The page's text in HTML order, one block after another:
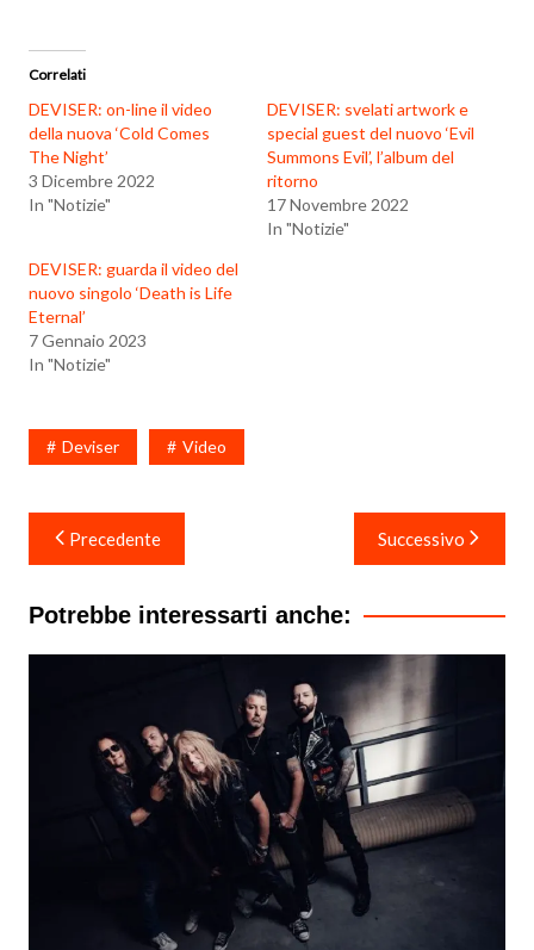
Correlati
DEVISER: on-line il video
della nuova ‘Cold Comes
The Night’
3 Dicembre 2022
In "Notizie"
DEVISER: svelati artwork e
special guest del nuovo ‘Evil
Summons Evil’, l’album del
ritorno
17 Novembre 2022
In "Notizie"
DEVISER: guarda il video del
nuovo singolo ‘Death is Life
Eternal’
7 Gennaio 2023
In "Notizie"
Deviser Video
Navigazione
articoli
Precedente Successivo
Potrebbe interessarti anche: